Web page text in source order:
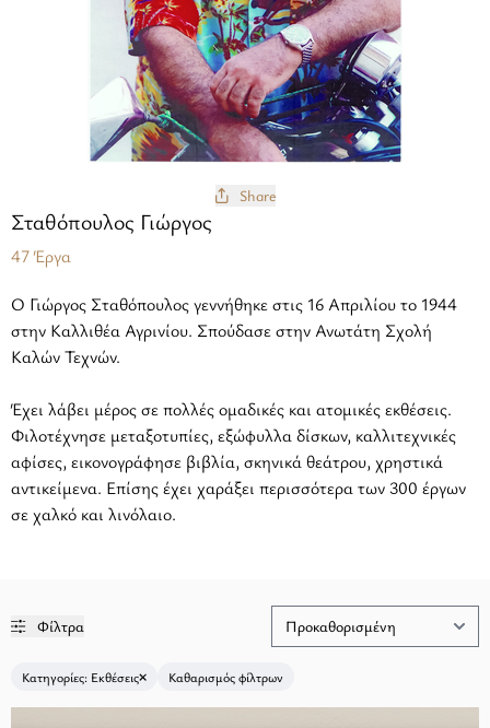
Share
Σταθόπουλος Γιώργος
47 Έργα
Ο Γιώργος Σταθόπουλος γεννήθηκε στις 16 Απριλίου το 1944
στην Καλλιθέα Αγρινίου. Σπούδασε στην Ανωτάτη Σχολή
Καλών Τεχνών.
Έχει λάβει μέρος σε πολλές ομαδικές και ατομικές εκθέσεις.
Φιλοτέχνησε μεταξοτυπίες, εξώφυλλα δίσκων, καλλιτεχνικές
αφίσες, εικονογράφησε βιβλία, σκηνικά θεάτρου, χρηστικά
αντικείμενα. Επίσης έχει χαράξει περισσότερα των 300 έργων
σε χαλκό και λινόλαιο.
Κατηγορίες: Εκθέσεις Καθαρισμός φίλτρων
Φίλτρα